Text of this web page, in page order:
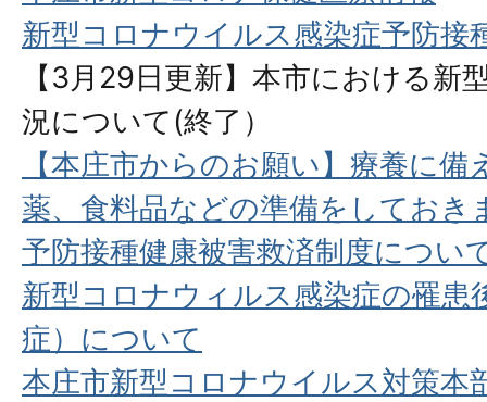
新型コロナウイルス感染症予防接
【3月29日更新】本市における新
況について(終了）
【本庄市からのお願い】療養に
薬、食料品などの準備をしておき
予防接種健康被害救済制度につい
新型コロナウィルス感染症の罹患
症）について
本庄市新型コロナウイルス対策本